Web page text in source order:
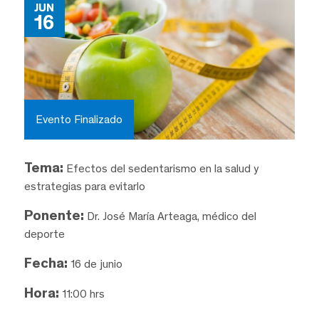
JUN
16
Evento Finalizado
Tema: Efectos del sedentarismo en la salud y
estrategias para evitarlo
Ponente: Dr. José María Arteaga, médico del
deporte
Fecha: 16 de junio
Hora: 11:00 hrs